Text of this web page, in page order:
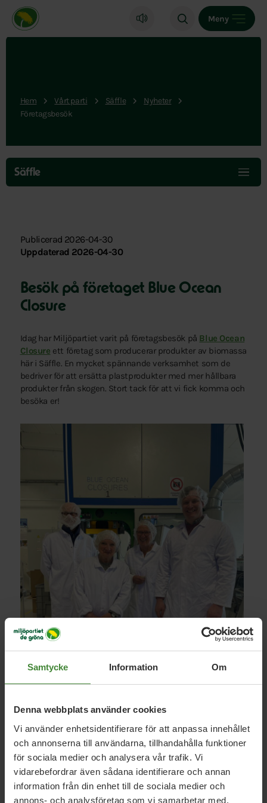
Samtycke Information Om
Denna webbplats använder cookies
Vi använder enhetsidentifierare för att anpassa innehållet
och annonserna till användarna, tillhandahålla funktioner
för sociala medier och analysera vår trafik. Vi
vidarebefordrar även sådana identifierare och annan
information från din enhet till de sociala medier och
annons- och analysföretag som vi samarbetar med.
Miljöpartiet de gröna, startsida
Meny
Hem Vårt parti Säffle
Nyheter
Företagsbesök
Hoppa
över
menyn
Säffle
Publicerad 2026-04-30
Uppdaterad 2026-04-30
Besök på företaget Blue Ocean
Closure
Idag har Miljöpartiet varit på företagsbesök på Blue Ocean
Closure ett företag som producerar produkter av biomassa
här i Säffle. En mycket spännande verksamhet som de
bedriver för att ersätta plastprodukter med mer hållbara
produkter från skogen. Stort tack för att vi fick komma och
besöka er!